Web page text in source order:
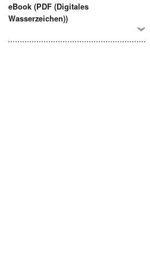
eBook (PDF (Digitales
Wasserzeichen))